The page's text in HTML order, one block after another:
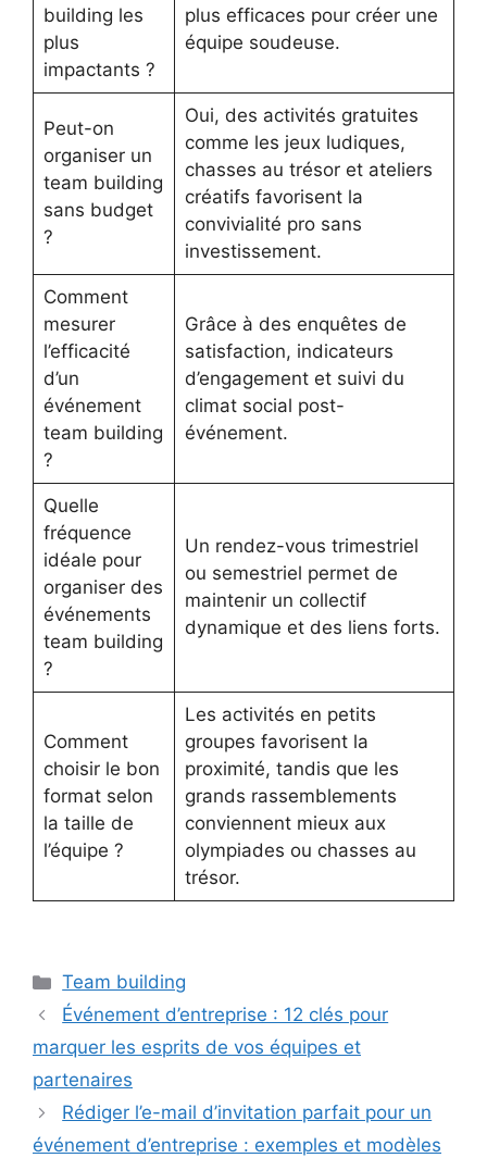
building les
plus
impactants ?
plus efficaces pour créer une
équipe soudeuse.
Peut-on
organiser un
team building
sans budget
?
Oui, des activités gratuites
comme les jeux ludiques,
chasses au trésor et ateliers
créatifs favorisent la
convivialité pro sans
investissement.
Comment
mesurer
l’efficacité
d’un
événement
team building
?
Grâce à des enquêtes de
satisfaction, indicateurs
d’engagement et suivi du
climat social post-
événement.
Quelle
fréquence
idéale pour
organiser des
événements
team building
?
Un rendez-vous trimestriel
ou semestriel permet de
maintenir un collectif
dynamique et des liens forts.
Comment
choisir le bon
format selon
la taille de
l’équipe ?
Les activités en petits
groupes favorisent la
proximité, tandis que les
grands rassemblements
conviennent mieux aux
olympiades ou chasses au
trésor.
Catégories
Team building
Événement d’entreprise : 12 clés pour
marquer les esprits de vos équipes et
partenaires
Rédiger l’e-mail d’invitation parfait pour un
événement d’entreprise : exemples et modèles